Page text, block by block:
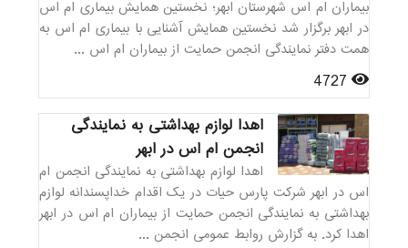
بیماران ام اس شهرستان ابهر؛ نخستین همایش بیماری ام اس
در ابهر برگزار شد نخستین همایش آشنایی با بیماری ام اس به
همت دفتر نمایندگی انجمن حمایت از بیماران ام اس ...
اهدا لوازم بهداشتی به نمایندگی
انجمن ام اس در ابهر
اهدا لوازم بهداشتی به نمایندگی انجمن ام
اس در ابهر شرکت پارس حیات در یک اقدام خداپسندانه لوازم
بهداشتی به نمایندگی انجمن حمایت از بیماران ام اس در ابهر
اهدا کرد. به گزارش روابط عمومی انجمن ...